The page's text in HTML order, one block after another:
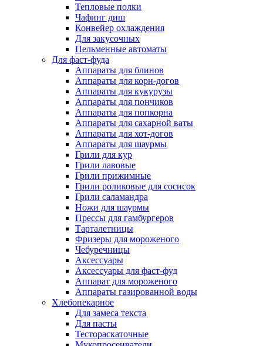
Тепловые полки
Чафинг диш
Конвейер охлаждения
Для закусочных
Пельменные автоматы
Для фаст-фуда
Аппараты для блинов
Аппараты для корн-догов
Аппараты для кукурузы
Аппараты для пончиков
Аппараты для попкорна
Аппараты для сахарной ваты
Аппараты для хот-догов
Аппараты для шаурмы
Грили для кур
Грили лавовые
Грили прижимные
Грили роликовые для сосисок
Грили саламандра
Ножи для шаурмы
Прессы для гамбургеров
Тарталетницы
Фризеры для мороженого
Чебуречницы
Аксессуары
Аксессуары для фаст-фуд
Аппарат для мороженого
Аппараты газированной воды
Хлебопекарное
Для замеса текста
Для пасты
Тестораскаточные